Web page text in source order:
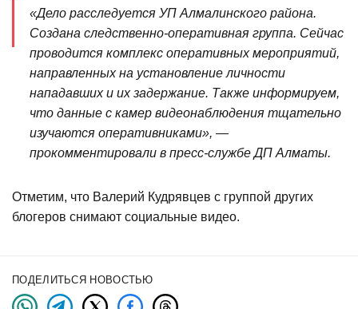
«Дело расследуется УП Алмалинского района.
Создана следственно-оперативная группа. Сейчас
проводится комплекс оперативных мероприятий,
направленных на установление личности
нападавших и их задержание. Также информируем,
что данные с камер видеонаблюдения тщательно
изучаются оперативниками», —
прокомментировали в пресс-службе ДП Алматы.
Отметим, что Валерий Кудрявцев с группой других
блогеров снимают социальные видео.
ПОДЕЛИТЬСЯ НОВОСТЬЮ